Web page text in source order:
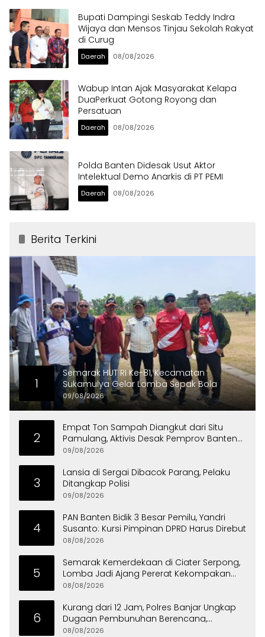
Bupati Dampingi Seskab Teddy Indra
Wijaya dan Mensos Tinjau Sekolah Rakyat
di Curug
Daerah 08/08/2026
Wabup Intan Ajak Masyarakat Kelapa
DuaPerkuat Gotong Royong dan
Persatuan
Daerah 08/08/2026
Polda Banten Didesak Usut Aktor
Intelektual Demo Anarkis di PT PEMI
Daerah 08/08/2026
Berita Terkini
1
Semarak HUT RI Ke-81, Kecamatan
Sukamulya Gelar Lomba Sepak Bola
09/08/2026
2
Empat Ton Sampah Diangkut dari Situ
Pamulang, Aktivis Desak Pemprov Banten
Peduli Lingkungan
09/08/2026
3
Lansia di Sergai Dibacok Parang, Pelaku
Ditangkap Polisi
09/08/2026
4
PAN Banten Bidik 3 Besar Pemilu, Yandri
Susanto: Kursi Pimpinan DPRD Harus Direbut
08/08/2026
5
Semarak Kemerdekaan di Ciater Serpong,
Lomba Jadi Ajang Pererat Kekompakan
Warga
08/08/2026
6
Kurang dari 12 Jam, Polres Banjar Ungkap
Dugaan Pembunuhan Berencana,
Tersangka Diciduk di Bandung
08/08/2026